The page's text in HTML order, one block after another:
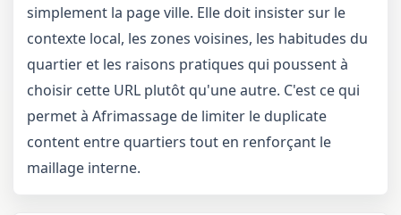
simplement la page ville. Elle doit insister sur le
contexte local, les zones voisines, les habitudes du
quartier et les raisons pratiques qui poussent à
choisir cette URL plutôt qu'une autre. C'est ce qui
permet à Afrimassage de limiter le duplicate
content entre quartiers tout en renforçant le
maillage interne.